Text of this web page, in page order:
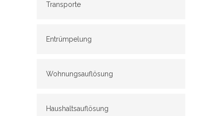
Transporte
Entrümpelung
Wohnungsauflösung
Haushaltsauflösung